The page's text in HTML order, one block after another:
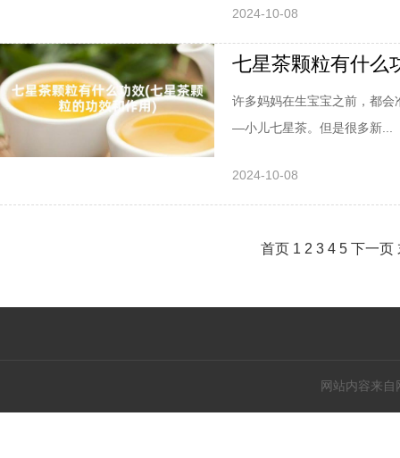
2024-10-08
七星茶颗粒有什么
许多妈妈在生宝宝之前，都
—小儿七星茶。但是很多新...
2024-10-08
首页 1 2 3 4 5 下一页
网站内容来